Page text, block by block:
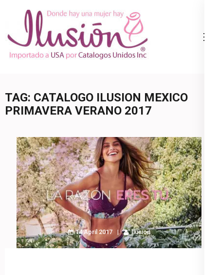
content
(Press
Ropa Interior
800.825.9452
TAG: CATALOGO ILUSION MEXICO
PRIMAVERA VERANO 2017
14 April 2017 Ilusion